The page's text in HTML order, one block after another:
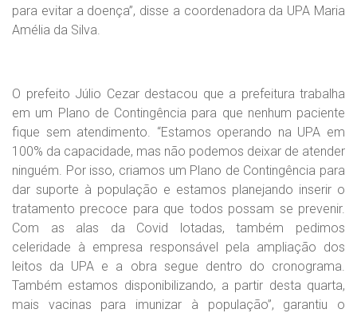
para evitar a doença”, disse a coordenadora da UPA Maria
Amélia da Silva.
O prefeito Júlio Cezar destacou que a prefeitura trabalha
em um Plano de Contingência para que nenhum paciente
fique sem atendimento. “Estamos operando na UPA em
100% da capacidade, mas não podemos deixar de atender
ninguém. Por isso, criamos um Plano de Contingência para
dar suporte à população e estamos planejando inserir o
tratamento precoce para que todos possam se prevenir.
Com as alas da Covid lotadas, também pedimos
celeridade à empresa responsável pela ampliação dos
leitos da UPA e a obra segue dentro do cronograma.
Também estamos disponibilizando, a partir desta quarta,
mais vacinas para imunizar à população”, garantiu o